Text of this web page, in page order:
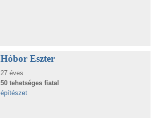
Hóbor Eszter
27 éves
50 tehetséges fiatal
építészet